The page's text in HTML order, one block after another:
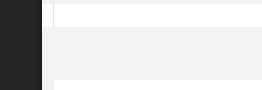
يحتفل غداً بذكرى مرور 26 عاماً على افتتاحه